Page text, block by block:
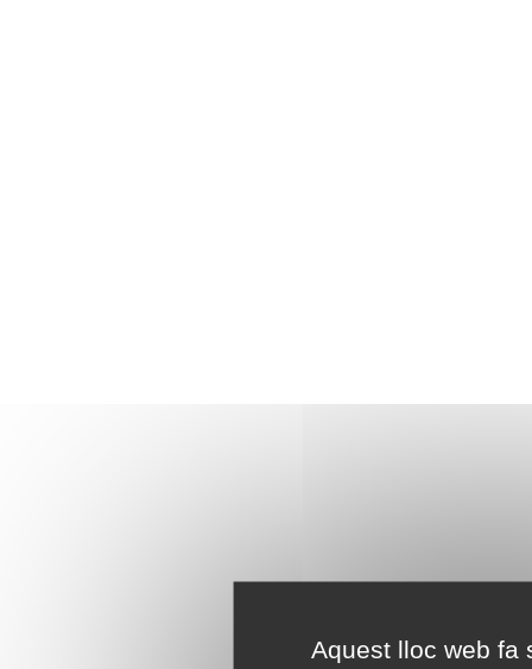
Aquest lloc web fa